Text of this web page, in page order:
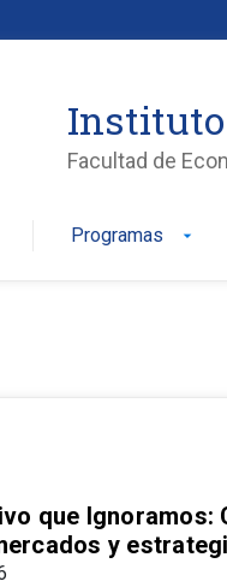
Instituto
Facultad de
Programas arrow_drop_down
que Ignoramos:
y